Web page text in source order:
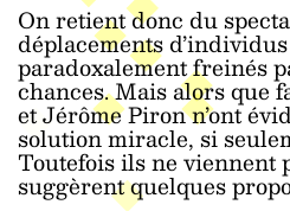
On retient donc du
déplacements
paradoxalement freinés
chances. Mais alors que
et Jérôme Piron n’ont
solution miracle, si
Toutefois ils ne viennent
suggèrent quelques